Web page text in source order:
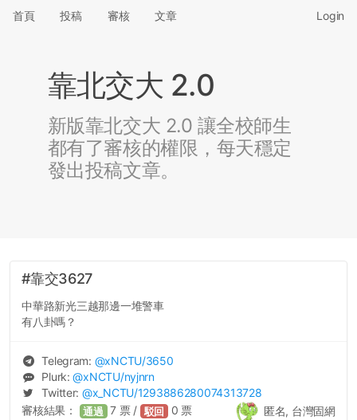
首頁 投稿 審核 文章 Login
靠北交大 2.0
新版靠北交大 2.0 讓全校師生
都有了審核的權限，每天穩定
發出投稿文章。
#靠交3627
中華路新光三越那邊一堆警車
有八卦嗎？
Telegram: @xNCTU/3650
Plurk:@xNCTU/nyjnrn
Twitter: @x_NCTU/1293886280074313728
匿名, 台灣固網
審核結果： 通過 7 票 / 駁回 0 票